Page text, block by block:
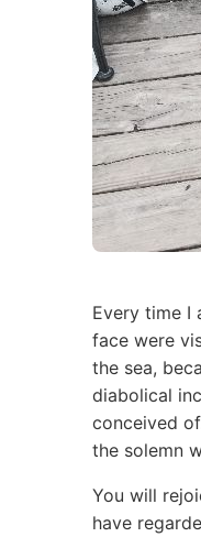
Every time I
face were
the sea,
diabolical
conceived
the solemn
You will
have